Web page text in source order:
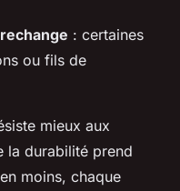
: certaines
ou fils de
mieux aux
la durabilité prend
moins, chaque